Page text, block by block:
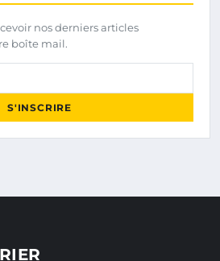
nos derniers articles
boîte mail.
S'INSCRIRE